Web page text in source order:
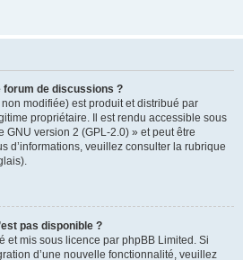
forum de discussions ?
modifiée) est produit et distribué par
propriétaire. Il est rendu accessible sous
GNU version 2 (GPL-2.0) » et peut être
d’informations, veuillez consulter la rubrique
pas disponible ?
et mis sous licence par phpBB Limited. Si
d’une nouvelle fonctionnalité, veuillez